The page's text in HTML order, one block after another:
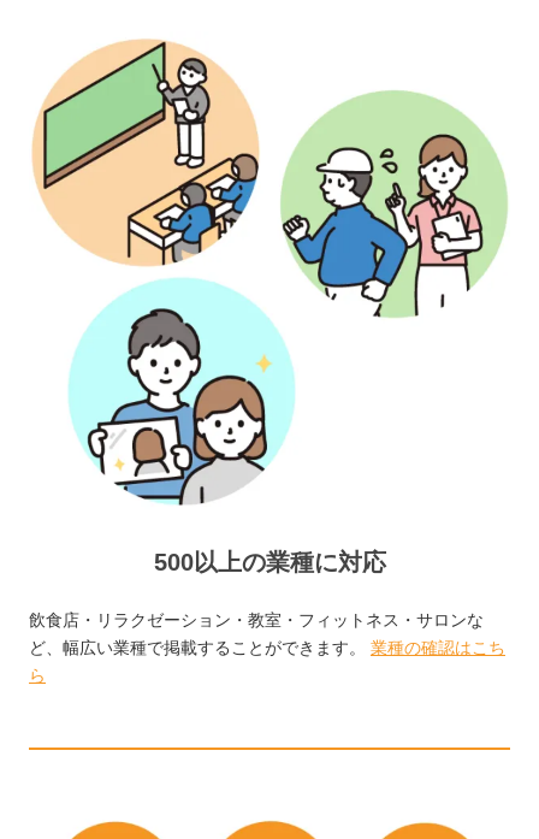
500以上の業種に対応
飲食店・リラクゼーション・教室・フィットネス・サロンな
ど、幅広い業種で掲載することができます。 業種の確認はこち
ら